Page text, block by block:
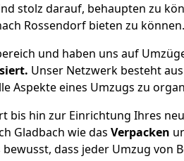
stolz darauf, behaupten zu
Rossendorf bieten zu können.
und haben uns auf
Unser Netzwerk besteht
Aspekte eines Umzugs zu
bis hin zur Einrichtung Ihres
Gladbach wie das Verpacken
dass jeder Umzug von